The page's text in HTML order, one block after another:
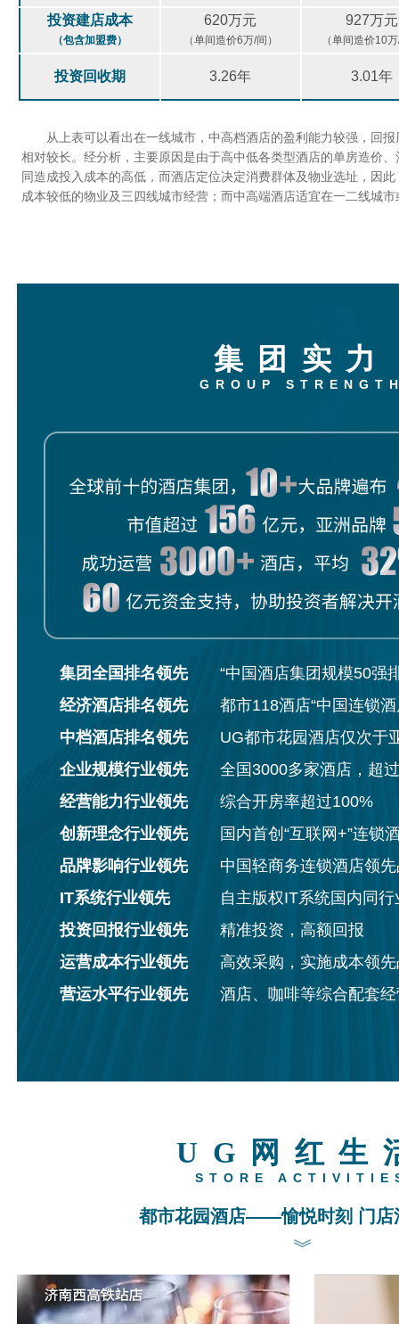
投资建店成本
（包含加盟费）
620万元
（单间造价6万/间）
927万元
（单间造价10
投资回收期 3.26年 3.01年
从上表可以看出在一线城市，中高档酒店的盈利能力较强，回
相对较长。经分析，主要原因是由于高中低各类型酒店的单房造价
同造成投入成本的高低，而酒店定位决定消费群体及物业选址，因
成本较低的物业及三四线城市经营；而中高端酒店适宜在一二线城
集团实力
GROUP
集团全国排名领先
“中国酒店集团规模50强
经济酒店排名领先
都市118酒店“中国连锁
中档酒店排名领先
UG都市花园酒店仅次于
企业规模行业领先
全国3000多家酒店，超
经营能力行业领先
综合开房率超过100%
创新理念行业领先
国内首创“互联网+”连锁
品牌影响行业领先
中国轻商务连锁酒店领
IT系统行业领先
自主版权IT系统国内同
投资回报行业领先
精准投资，高额回报
运营成本行业领先
高效采购，实施成本领
营运水平行业领先
酒店、咖啡等综合配套
UG网红生
STORE
都市花园酒店——愉悦时刻 门店